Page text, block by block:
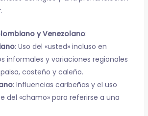
y Venezolano:
: Uso del «usted» incluso en
informales y variaciones regionales
costeño y caleño.
: Influencias caribeñas y el uso
del «chamo» para referirse a una